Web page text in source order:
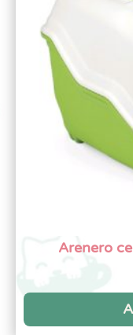
Arenero